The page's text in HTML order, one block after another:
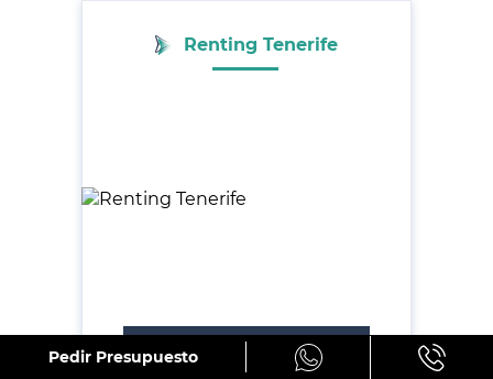
Renting Tenerife
Ver todos los modelos
Pedir Presupuesto